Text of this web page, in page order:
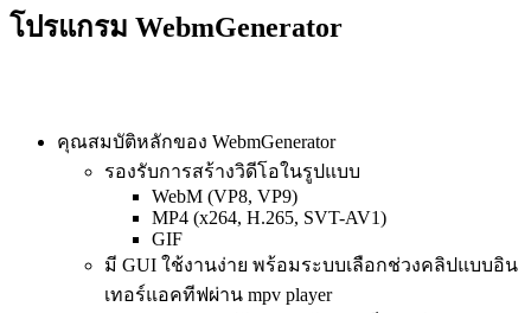
โปรแกรม WebmGenerator
คุณสมบัติหลักของ WebmGenerator
รองรับการสร้างวิดีโอในรูปแบบ
WebM (VP8, VP9)
MP4 (x264, H.265, SVT-AV1)
GIF
มี GUI ใช้งานง่าย พร้อมระบบเลือกช่วงคลิปแบบอิน
เทอร์แอคทีฟผ่าน mpv player